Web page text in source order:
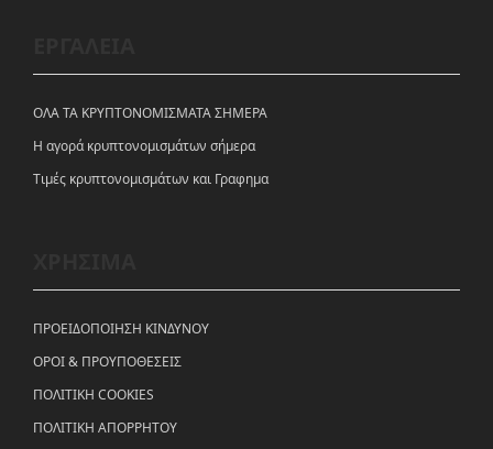
ΟΛΑ ΤΑ ΚΡΥΠΤΟΝΟΜΙΣΜΑΤΑ ΣΗΜΕΡΑ
Η αγορά κρυπτονομισμάτων σήμερα
Tιμές κρυπτονομισμάτων και Γραφημα
ΠΡΟΕΙΔΟΠΟΙΗΣΗ ΚΙΝΔΥΝΟΥ
ΟΡΟΙ & ΠΡΟΥΠΟΘΕΣΕΙΣ
ΠΟΛΙΤΙΚΗ COOKIES
ΠΟΛΙΤΙΚΗ ΑΠΟΡΡΗΤΟΥ